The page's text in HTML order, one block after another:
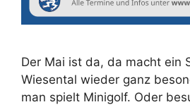
Der Mai ist da, da macht ein
Wiesental wieder ganz
man spielt Minigolf. Oder